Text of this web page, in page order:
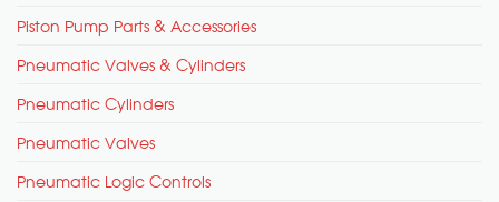
Piston Pump Parts & Accessories
Pneumatic Valves & Cylinders
Pneumatic Cylinders
Pneumatic Valves
Pneumatic Logic Controls